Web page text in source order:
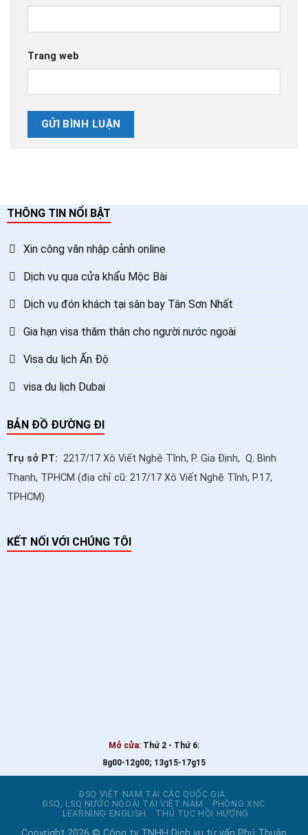
Trang web
THÔNG TIN NỔI BẬT
Xin công văn nhập cảnh online
Dịch vụ qua cửa khẩu Mộc Bài
Dịch vụ đón khách tại sân bay Tân Sơn Nhất
Gia hạn visa thăm thân cho người nước ngoài
Visa du lịch Ấn Độ
visa du lịch Dubai
BẢN ĐỒ ĐƯỜNG ĐI
Trụ sở PT: 2217/17 Xô Viết Nghệ Tĩnh, P. Gia Định, Q. Bình
Thạnh, TPHCM (địa chỉ cũ: 217/17 Xô Viết Nghệ Tĩnh, P.17,
TPHCM)
KẾT NỐI VỚI CHÚNG TÔI
Mở cửa: Thứ 2 - Thứ 6:
8g00-12g00; 13g15-17g15
ĐSQ VIỆT NAM TẠI CÁC QUỐC GIA
ĐSQ, LSQ NƯỚC NGOÀI TẠI VIỆT NAM
PHÒNG XNC
LEARNING ENGLISH
THỦ TỤC HỒI HƯƠNG